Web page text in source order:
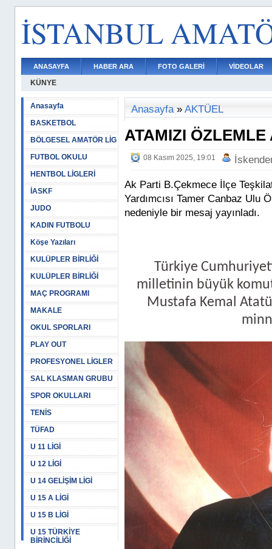
İSTANBUL
ANASAYFA HABER ARA FOTO GALERİ VİDEOLAR
KÜNYE
Anasayfa
BASKETBOL
BÖLGESEL AMATÖR LİG
FUTBOL OKULU
HENTBOL LİGLERİ
İASKF
JUDO
KADIN FUTBOLU
Köşe Yazıları
KULÜPLER BİRLİĞİ
KULÜPLER BİRLİĞİ
MAÇ PROGRAMI
MAKALE
OKUL SPORLARI
PLAY OUT
PROFESYONEL LİGLER
SAL KLASMAN GRUBU
SPOR OKULLARI
TENİS
TÜFAD
U 11 LİGİ
U 12 LİGİ
U 14 GELİŞİM LİGİ
U 15 A LİGİ
U 15 B LİGİ
U 15 TÜRKİYE
BİRİNCİLİĞİ
Anasayfa» AKTÜEL
ATAMIZI
08 Kasım 2025, 19:01
Ak Parti B.Çekmece İlçe
Yardımcısı Tamer Canbaz Ulu
nedeniyle bir mesaj yayınladı.
Türkiye
milletinin büyük
Mustafa Kemal